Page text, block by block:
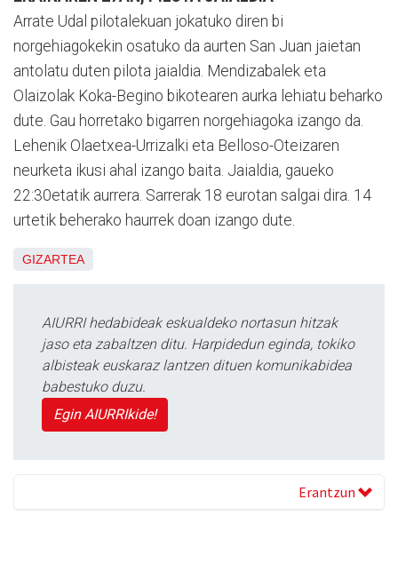
Arrate Udal pilotalekuan jokatuko diren bi
norgehiagokekin osatuko da aurten San Juan jaietan
antolatu duten pilota jaialdia. Mendizabalek eta
Olaizolak Koka-Begino bikotearen aurka lehiatu beharko
dute. Gau horretako bigarren norgehiagoka izango da.
Lehenik Olaetxea-Urrizalki eta Belloso-Oteizaren
neurketa ikusi ahal izango baita. Jaialdia, gaueko
22:30etatik aurrera. Sarrerak 18 eurotan salgai dira. 14
urtetik beherako haurrek doan izango dute.
GIZARTEA
AIURRI hedabideak eskualdeko nortasun hitzak
jaso eta zabaltzen ditu. Harpidedun eginda, tokiko
albisteak euskaraz lantzen dituen komunikabidea
babestuko duzu.
Egin AIURRIkide!
Erantzun